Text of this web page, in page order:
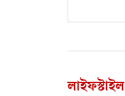
লাইফস্টাইল